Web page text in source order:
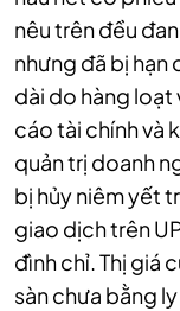
nêu trên đều
nhưng đã bị hạn
dài do hàng loạt
cáo tài chính và
quản trị doanh
bị hủy niêm yết
giao dịch trên
đình chỉ. Thị giá
sànchưa bằng